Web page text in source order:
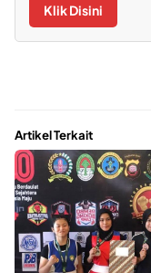
Klik Disini
Artikel Terkait